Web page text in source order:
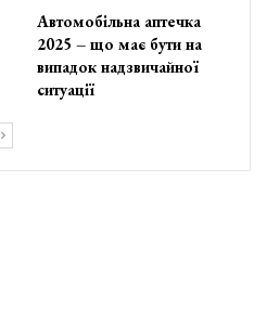
Автомобільна аптечка
2025 – що має бути на
випадок надзвичайної
ситуації